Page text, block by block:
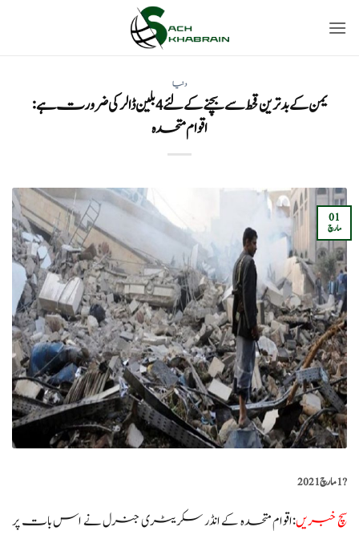
دنیا
یمن کے بدترین قحط سے بچنے کے لئے 4 بلین ڈالر کی ضرورت ہے:
اقوام متحدہ
01
مارچ
?️1 مارچ 2021
سچ خبریں:اقوام متحدہ کے انڈر سکریٹری جنرل نے اس بات پر